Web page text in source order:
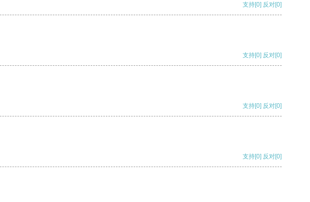
支持[0] 反对[0]
支持[0] 反对[0]
支持[0] 反对[0]
支持[0] 反对[0]